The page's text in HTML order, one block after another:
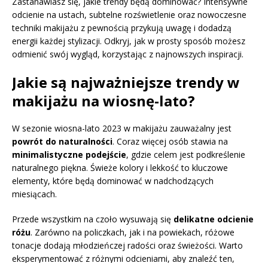
odcienie na ustach, subtelne rozświetlenie oraz nowoczesne
techniki makijażu z pewnością przykują uwagę i dodadzą
energii każdej stylizacji. Odkryj, jak w prosty sposób możesz
odmienić swój wygląd, korzystając z najnowszych inspiracji.
Jakie są najważniejsze trendy w
makijażu na wiosnę-lato?
W sezonie wiosna-lato 2023 w makijażu zauważalny jest
powrót do naturalności. Coraz więcej osób stawia na
minimalistyczne podejście, gdzie celem jest podkreślenie
naturalnego piękna. Świeże kolory i lekkość to kluczowe
elementy, które będą dominować w nadchodzących
miesiącach.
Przede wszystkim na czoło wysuwają się delikatne odcienie
różu. Zarówno na policzkach, jak i na powiekach, różowe
tonacje dodają młodzieńczej radości oraz świeżości. Warto
eksperymentować z różnymi odcieniami, aby znaleźć ten,